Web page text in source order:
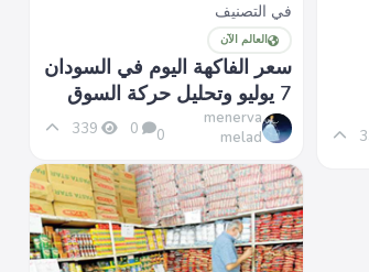
في التصنيف
العالم الآن
سعر الفاكهة اليوم في السودان
7 يوليو وتحليل حركة السوق
menerva
melad
0
339 0